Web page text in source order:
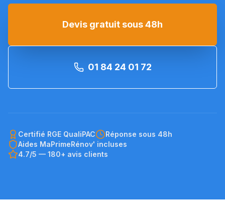
Devis gratuit sous 48h
01 84 24 01 72
Certifié RGE QualiPAC
Réponse sous 48h
Aides MaPrimeRénov' incluses
4.7/5 — 180+ avis clients